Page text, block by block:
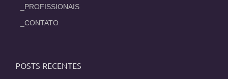
_PROFISSIONAIS
_CONTATO
POSTS RECENTES